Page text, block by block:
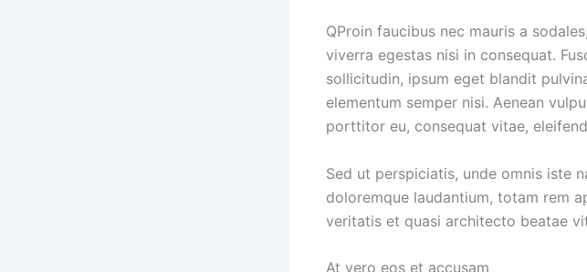
QProin faucibus nec mauris a
viverra egestas nisi in consequat.
sollicitudin, ipsum eget blandit
elementum semper nisi. Aenean
porttitor eu, consequat vitae,
Sed ut perspiciatis, unde omnis iste
doloremque laudantium, totam rem
veritatis et quasi architecto beatae
At vero eos et accusam